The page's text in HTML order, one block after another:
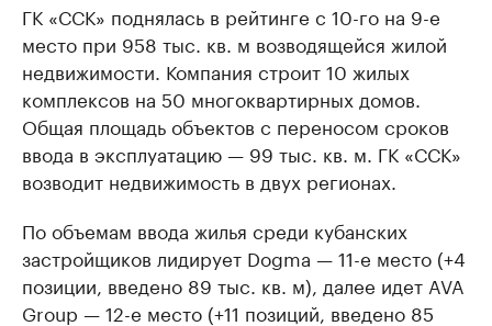
ГК «ССК» поднялась в рейтинге с 10-го на 9-е
место при 958 тыс. кв. м возводящейся жилой
недвижимости. Компания строит 10 жилых
комплексов на 50 многоквартирных домов.
Общая площадь объектов с переносом сроков
ввода в эксплуатацию — 99 тыс. кв. м. ГК «ССК»
возводит недвижимость в двух регионах.
По объемам ввода жилья среди кубанских
застройщиков лидирует Dogma — 11-е место (+4
позиции, введено 89 тыс. кв. м), далее идет AVA
Group — 12-е место (+11 позиций, введено 85